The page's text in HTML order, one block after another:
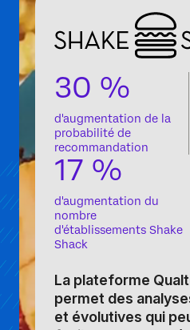
30 %
d'augmentation de la
probabilité de
recommandation
17 %
d'augmentation du
nombre
d'établissements Shake
Shack
La plateforme
permet des
et évolutives qui